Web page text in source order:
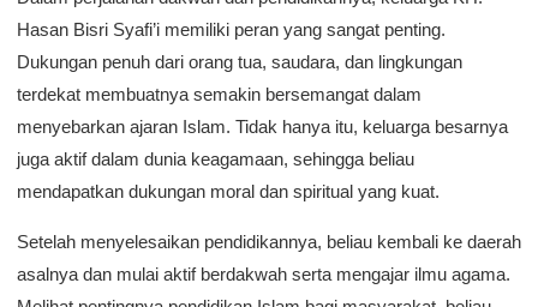
Hasan Bisri Syafi’i memiliki peran yang sangat penting.
Dukungan penuh dari orang tua, saudara, dan lingkungan
terdekat membuatnya semakin bersemangat dalam
menyebarkan ajaran Islam. Tidak hanya itu, keluarga besarnya
juga aktif dalam dunia keagamaan, sehingga beliau
mendapatkan dukungan moral dan spiritual yang kuat.
Setelah menyelesaikan pendidikannya, beliau kembali ke daerah
asalnya dan mulai aktif berdakwah serta mengajar ilmu agama.